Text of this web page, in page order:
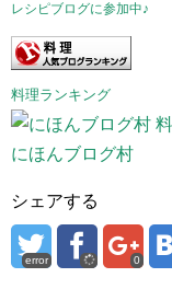
レシピブログに参加中♪
料理ランキング
にほんブログ村
シェアする
error 0